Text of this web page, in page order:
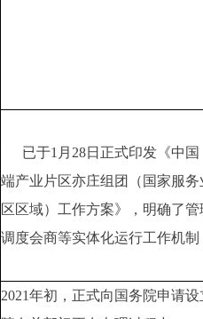
已于1月28日正式印发《中国
端产业片区亦庄组团（国家服
区区域）工作方案》，明确了管
调度会商等实体化运行工作机制
2021年初，正式向国务院申请